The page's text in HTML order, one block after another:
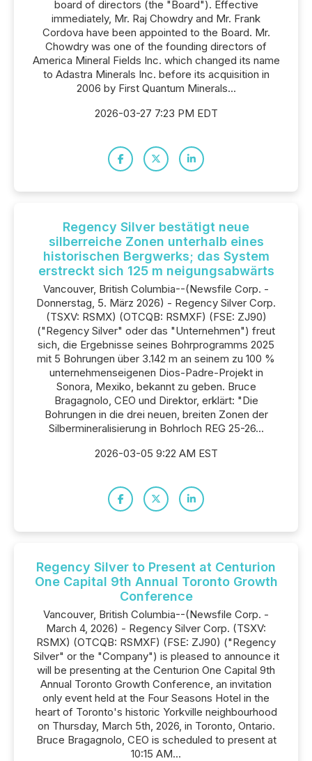
board of directors (the "Board"). Effective
immediately, Mr. Raj Chowdry and Mr. Frank
Cordova have been appointed to the Board. Mr.
Chowdry was one of the founding directors of
America Mineral Fields Inc. which changed its name
to Adastra Minerals Inc. before its acquisition in
2006 by First Quantum Minerals...
2026-03-27 7:23 PM EDT
Regency Silver bestätigt neue
silberreiche Zonen unterhalb eines
historischen Bergwerks; das System
erstreckt sich 125 m neigungsabwärts
Vancouver, British Columbia--(Newsfile Corp. -
Donnerstag, 5. März 2026) - Regency Silver Corp.
(TSXV: RSMX) (OTCQB: RSMXF) (FSE: ZJ90)
("Regency Silver" oder das "Unternehmen") freut
sich, die Ergebnisse seines Bohrprogramms 2025
mit 5 Bohrungen über 3.142 m an seinem zu 100 %
unternehmenseigenen Dios-Padre-Projekt in
Sonora, Mexiko, bekannt zu geben. Bruce
Bragagnolo, CEO und Direktor, erklärt: "Die
Bohrungen in die drei neuen, breiten Zonen der
Silbermineralisierung in Bohrloch REG 25-26...
2026-03-05 9:22 AM EST
Regency Silver to Present at Centurion
One Capital 9th Annual Toronto Growth
Conference
Vancouver, British Columbia--(Newsfile Corp. -
March 4, 2026) - Regency Silver Corp. (TSXV:
RSMX) (OTCQB: RSMXF) (FSE: ZJ90) ("Regency
Silver" or the "Company") is pleased to announce it
will be presenting at the Centurion One Capital 9th
Annual Toronto Growth Conference, an invitation
only event held at the Four Seasons Hotel in the
heart of Toronto's historic Yorkville neighbourhood
on Thursday, March 5th, 2026, in Toronto, Ontario.
Bruce Bragagnolo, CEO is scheduled to present at
10:15 AM...